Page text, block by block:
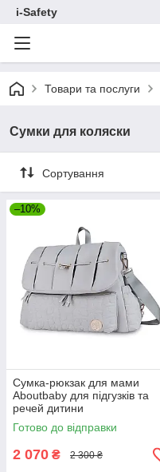
i-Safety
Товари та послуги
Сумки для коляски
Сортування
–10%
Сумка-рюкзак для мами
Aboutbaby для підгузків та
речей дитини
Готово до відправки
2 070 ₴ 2 300 ₴